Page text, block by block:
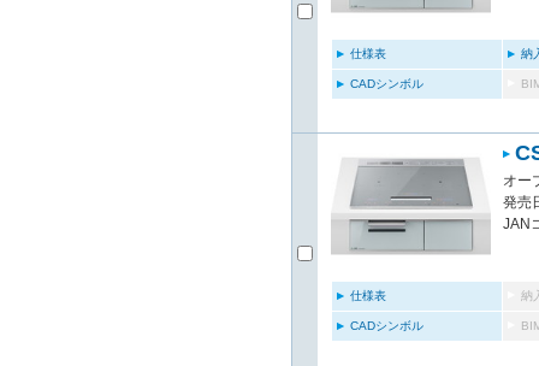
仕様表 納
CADシンボル
オー
発売
JAN
仕様表 納
CADシンボル